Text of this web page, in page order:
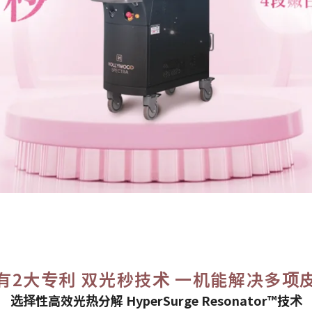
2大专利 双光秒技术 一机能解决多项
选择性高效光热分解 HyperSurge Resonator™技术